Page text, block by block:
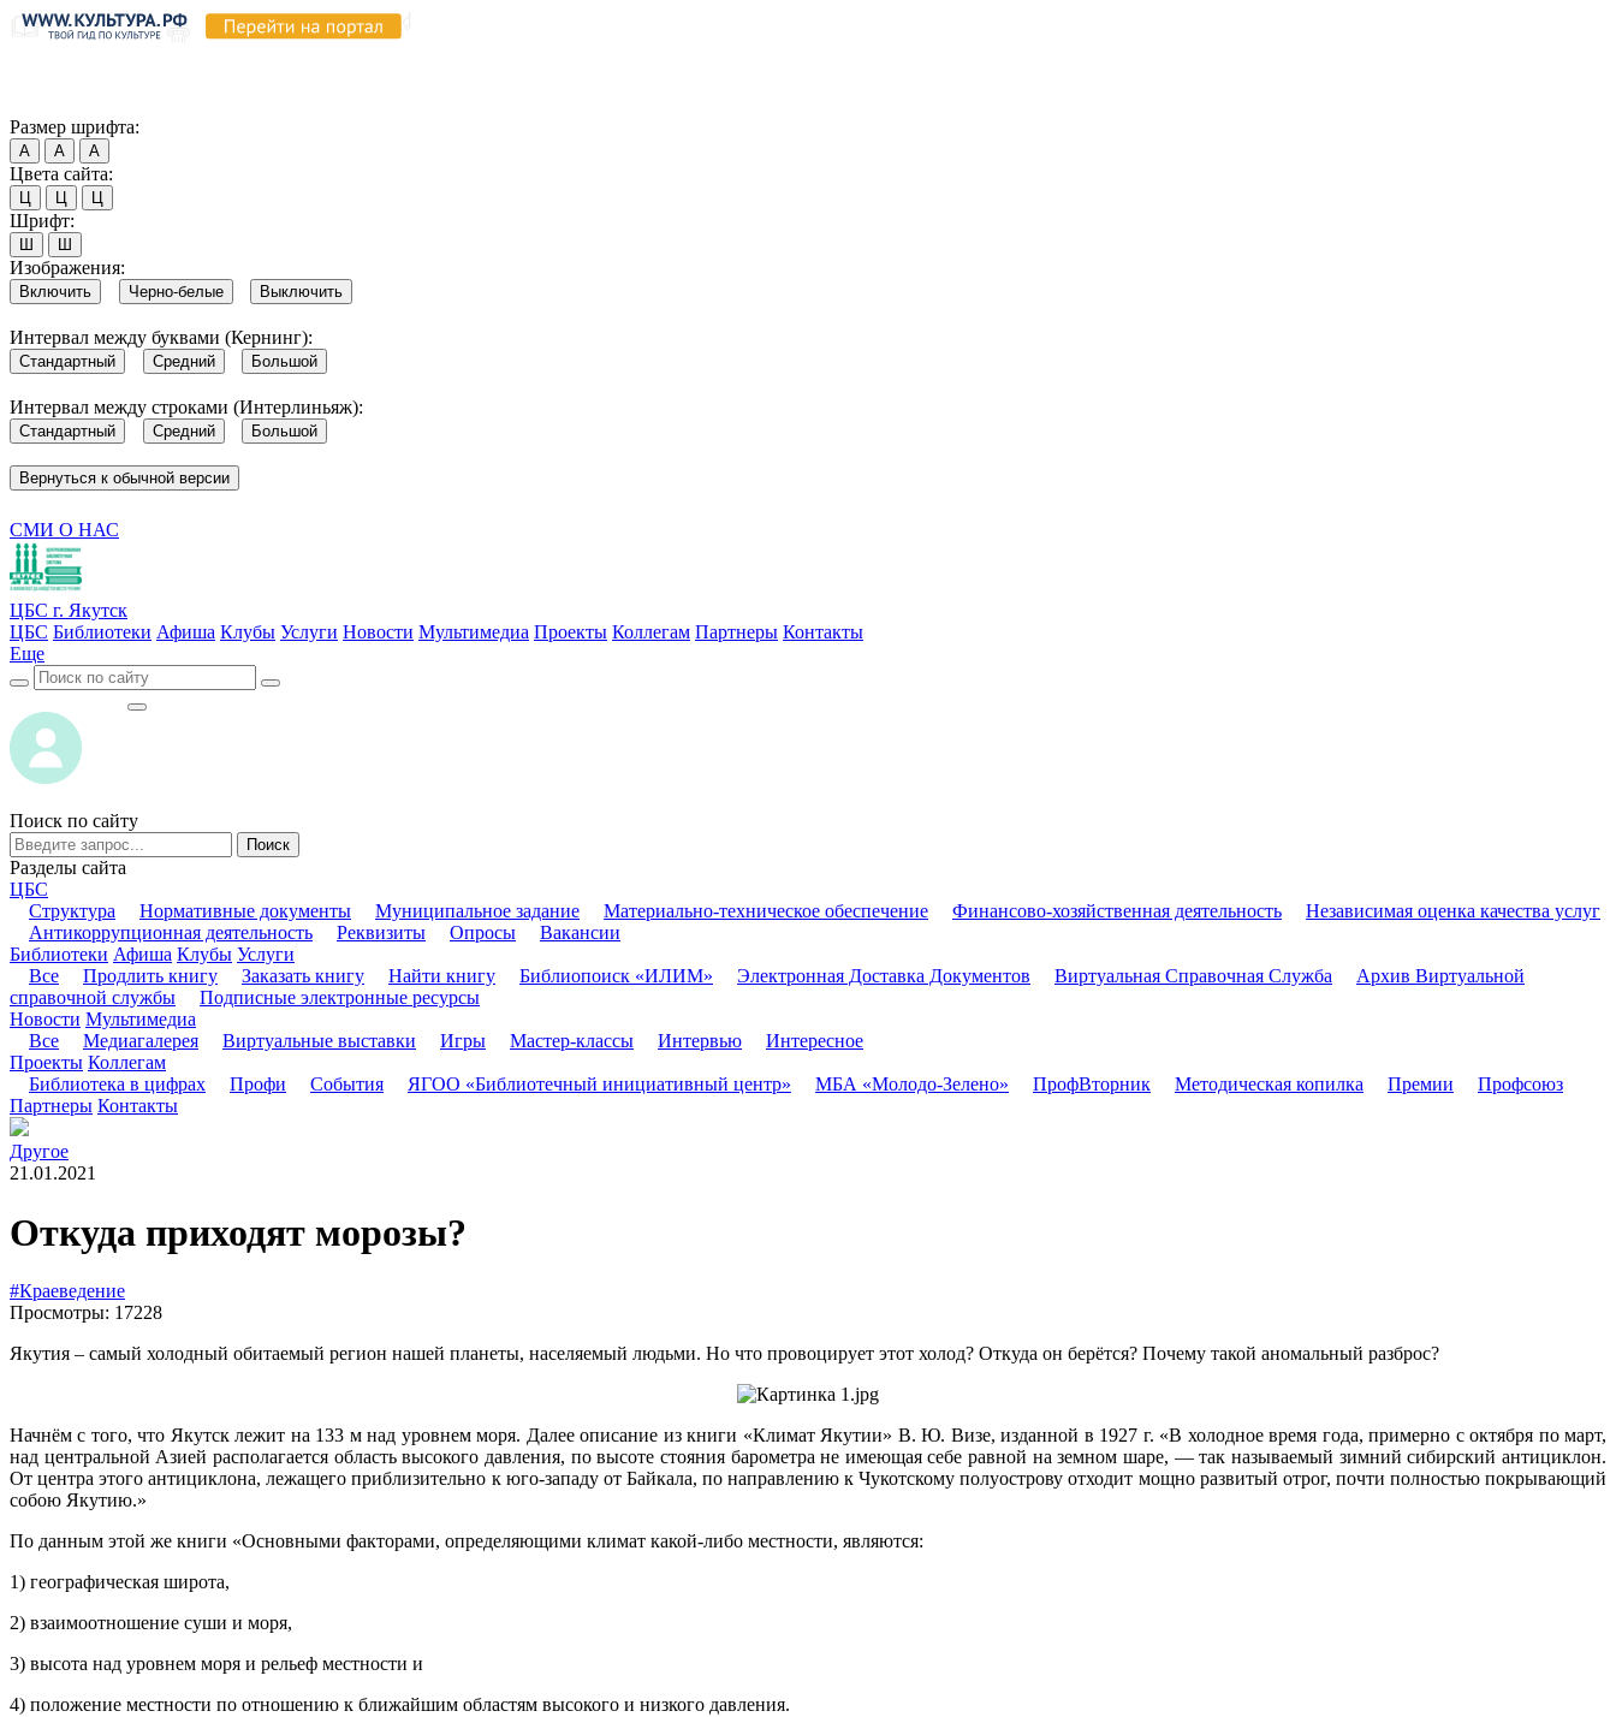
Размер шрифта:
А А А
Цвета сайта:
Ц Ц Ц
Шрифт:
Ш Ш
Изображения:
Включить Черно-белые Выключить
Интервал между буквами (Кернинг):
Стандартный Средний Большой
Интервал между строками (Интерлиньяж):
Стандартный Средний Большой
Вернуться к обычной версии
СМИ О НАС
ЦБС г. Якутск
ЦБС Библиотеки Афиша Клубы Услуги Новости Мультимедиа Проекты Коллегам Партнеры Контакты
Еще
Поиск по сайту
Поиск
Разделы сайта
ЦБС
Структура
Нормативные документы Муниципальное задание Материально-техническое обеспечение Финансово-хозяйственная деятельность
Независимая оценка качества услуг
Антикоррупционная деятельность
Реквизиты Опросы
Вакансии
Библиотеки Афиша Клубы Услуги
Все
Продлить книгу Заказать книгу Найти книгу Библиопоиск «ИЛИМ» Электронная Доставка Документов Виртуальная Справочная Служба
Архив Виртуальной
справочной службы
Подписные электронные ресурсы
Новости Мультимедиа
Все
Медиагалерея Виртуальные выставки Игры Мастер-классы Интервью
Интересное
Проекты Коллегам
Библиотека в цифрах
Профи События ЯГОО «Библиотечный инициативный центр» МБА «Молодо-Зелено» ПрофВторник Методическая копилка Премии
Профсоюз
Партнеры Контакты
Другое
21.01.2021
Откуда приходят морозы?
#Краеведение
Просмотры: 17228
Якутия – самый холодный обитаемый регион нашей планеты, населяемый людьми. Но что провоцирует этот холод? Откуда он берётся? Почему такой аномальный разброс?
Начнём с того, что Якутск лежит на 133 м над уровнем моря. Далее описание из книги «Климат Якутии» В. Ю. Визе, изданной в 1927 г. «В холодное время года, примерно с октября по март,
над центральной Азией располагается область высокого давления, по высоте стояния барометра не имеющая себе равной на земном шаре, — так называемый зимний сибирский антициклон.
От центра этого антициклона, лежащего приблизительно к юго-западу от Байкала, по направлению к Чукотскому полуострову отходит мощно развитый отрог, почти полностью покрывающий
собою Якутию.»
По данным этой же книги «Основными факторами, определяющими климат какой-либо местности, являются:
1) географическая широта,
2) взаимоотношение суши и моря,
3) высота над уровнем моря и рельеф местности и
4) положение местности по отношению к ближайшим областям высокого и низкого давления.